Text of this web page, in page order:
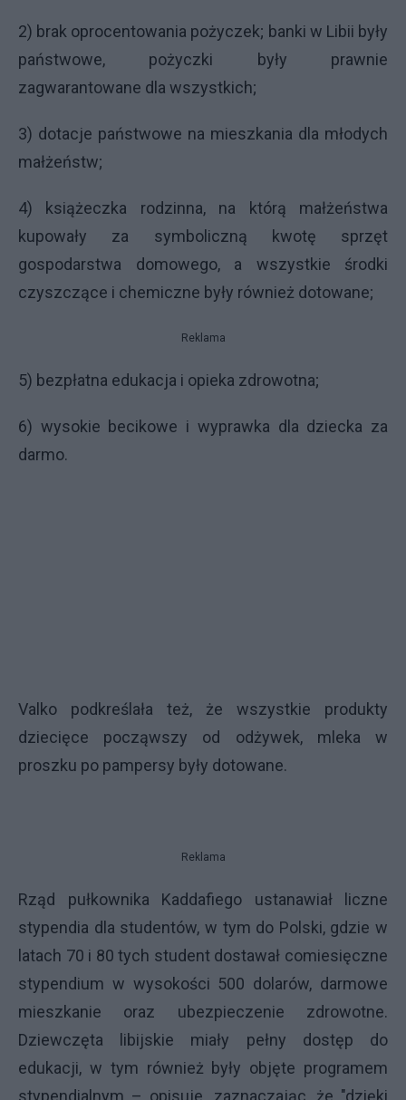
2) brak oprocentowania pożyczek; banki w Libii były
państwowe, pożyczki były prawnie
zagwarantowane dla wszystkich;
3) dotacje państwowe na mieszkania dla młodych
małżeństw;
4) książeczka rodzinna, na którą małżeństwa
kupowały za symboliczną kwotę sprzęt
gospodarstwa domowego, a wszystkie środki
czyszczące i chemiczne były również dotowane;
Reklama
5) bezpłatna edukacja i opieka zdrowotna;
6) wysokie becikowe i wyprawka dla dziecka za
darmo.
Valko podkreślała też, że wszystkie produkty
dziecięce począwszy od odżywek, mleka w
proszku po pampersy były dotowane.
Reklama
Rząd pułkownika Kaddafiego ustanawiał liczne
stypendia dla studentów, w tym do Polski, gdzie w
latach 70 i 80 tych student dostawał comiesięczne
stypendium w wysokości 500 dolarów, darmowe
mieszkanie oraz ubezpieczenie zdrowotne.
Dziewczęta libijskie miały pełny dostęp do
edukacji, w tym również były objęte programem
stypendialnym – opisuje, zaznaczając, że "dzięki